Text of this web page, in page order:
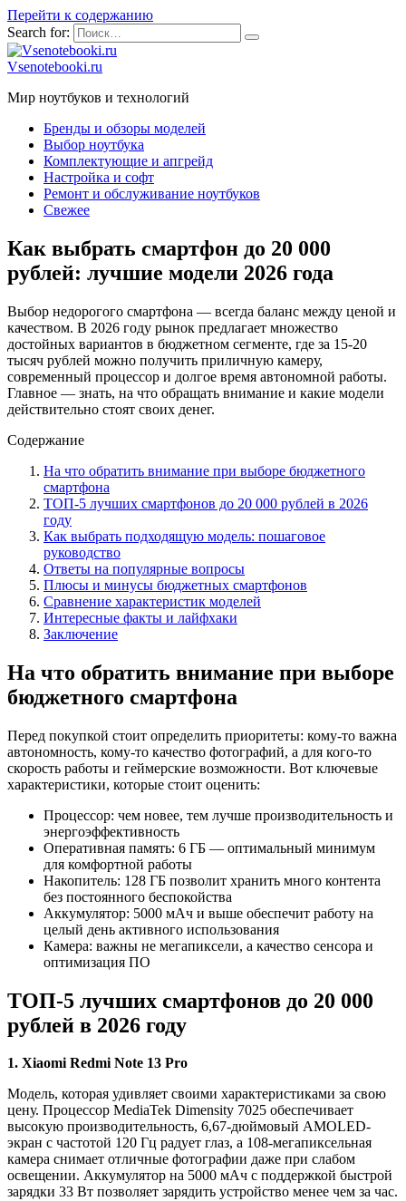
Перейти к содержанию
Search for:
Vsenotebooki.ru
Мир ноутбуков и технологий
Бренды и обзоры моделей
Выбор ноутбука
Комплектующие и апгрейд
Настройка и софт
Ремонт и обслуживание ноутбуков
Свежее
Как выбрать смартфон до 20 000
рублей: лучшие модели 2026 года
Выбор недорогого смартфона — всегда баланс между ценой и
качеством. В 2026 году рынок предлагает множество
достойных вариантов в бюджетном сегменте, где за 15-20
тысяч рублей можно получить приличную камеру,
современный процессор и долгое время автономной работы.
Главное — знать, на что обращать внимание и какие модели
действительно стоят своих денег.
Содержание
На что обратить внимание при выборе бюджетного
смартфона
ТОП-5 лучших смартфонов до 20 000 рублей в 2026
году
Как выбрать подходящую модель: пошаговое
руководство
Ответы на популярные вопросы
Плюсы и минусы бюджетных смартфонов
Сравнение характеристик моделей
Интересные факты и лайфхаки
Заключение
На что обратить внимание при выборе
бюджетного смартфона
Перед покупкой стоит определить приоритеты: кому-то важна
автономность, кому-то качество фотографий, а для кого-то
скорость работы и геймерские возможности. Вот ключевые
характеристики, которые стоит оценить:
Процессор: чем новее, тем лучше производительность и
энергоэффективность
Оперативная память: 6 ГБ — оптимальный минимум
для комфортной работы
Накопитель: 128 ГБ позволит хранить много контента
без постоянного беспокойства
Аккумулятор: 5000 мАч и выше обеспечит работу на
целый день активного использования
Камера: важны не мегапиксели, а качество сенсора и
оптимизация ПО
ТОП-5 лучших смартфонов до 20 000
рублей в 2026 году
1. Xiaomi Redmi Note 13 Pro
Модель, которая удивляет своими характеристиками за свою
цену. Процессор MediaTek Dimensity 7025 обеспечивает
высокую производительность, 6,67-дюймовый AMOLED-
экран с частотой 120 Гц радует глаз, а 108-мегапиксельная
камера снимает отличные фотографии даже при слабом
освещении. Аккумулятор на 5000 мАч с поддержкой быстрой
зарядки 33 Вт позволяет зарядить устройство менее чем за час.